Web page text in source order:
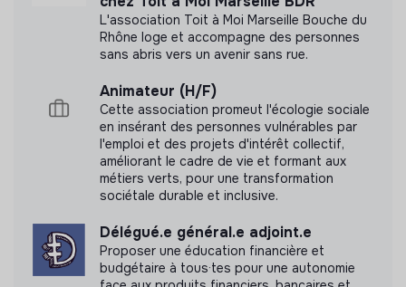
N'a pas encore communiqué de documents de
transparence
L'association Toit à Moi Marseille Bouche du
Rhône loge et accompagne des personnes
sans abris vers un avenir sans rue.
Animateur (H/F)
Cette association promeut l'écologie sociale
en insérant des personnes vulnérables par
l'emploi et des projets d'intérêt collectif,
améliorant le cadre de vie et formant aux
métiers verts, pour une transformation
sociétale durable et inclusive.
Délégué.e général.e adjoint.e
Proposer une éducation financière et
budgétaire à tous·tes pour une autonomie